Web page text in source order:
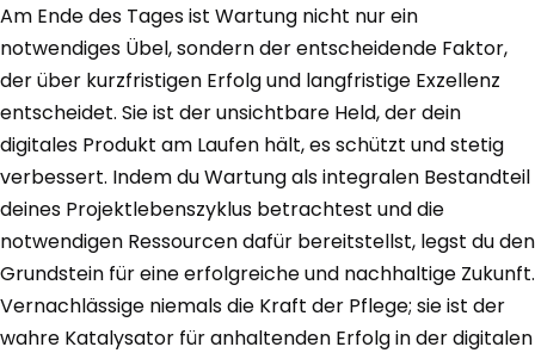
Am Ende des Tages ist Wartung nicht nur ein
notwendiges Übel, sondern der entscheidende Faktor,
der über kurzfristigen Erfolg und langfristige Exzellenz
entscheidet. Sie ist der unsichtbare Held, der dein
digitales Produkt am Laufen hält, es schützt und stetig
verbessert. Indem du Wartung als integralen Bestandteil
deines Projektlebenszyklus betrachtest und die
notwendigen Ressourcen dafür bereitstellst, legst du den
Grundstein für eine erfolgreiche und nachhaltige Zukunft.
Vernachlässige niemals die Kraft der Pflege; sie ist der
wahre Katalysator für anhaltenden Erfolg in der digitalen